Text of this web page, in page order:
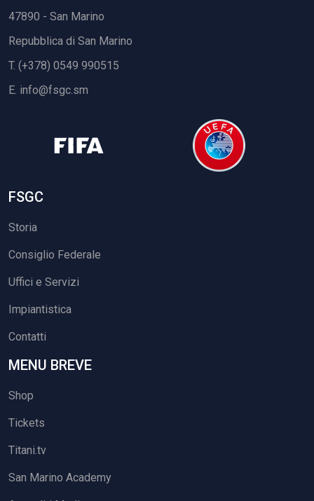
47890 - San Marino
Repubblica di San Marino
T. (+378) 0549 990515
E. info@fsgc.sm
FSGC
Storia
Consiglio Federale
Uffici e Servizi
Impiantistica
Contatti
MENU BREVE
Shop
Tickets
Titani.tv
San Marino Academy